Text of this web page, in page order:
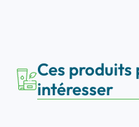
Ces produits
intéresser